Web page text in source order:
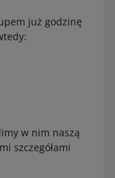
już godzinę
w nim naszą
szczegółami